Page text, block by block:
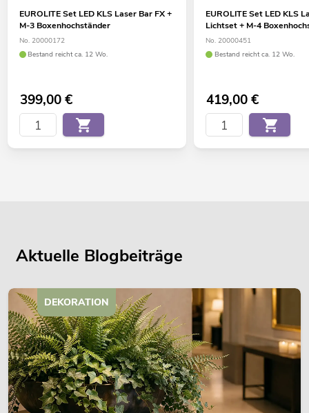
EUROLITE Set LED KLS Laser Bar FX +
M-3 Boxenhochständer
No. 20000172
Bestand reicht ca. 12 Wo.
399,00€
EUROLITE Set LED KLS
Lichtset + M-4
No. 20000451
Bestand reicht ca. 12 Wo.
419,00€
Aktuelle Blogbeiträge
DEKORATION